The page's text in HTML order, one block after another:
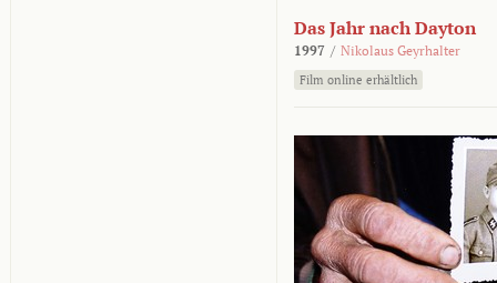
Das Jahr nach Dayton
1997 / Nikolaus Geyrhalter
Film online erhältlich